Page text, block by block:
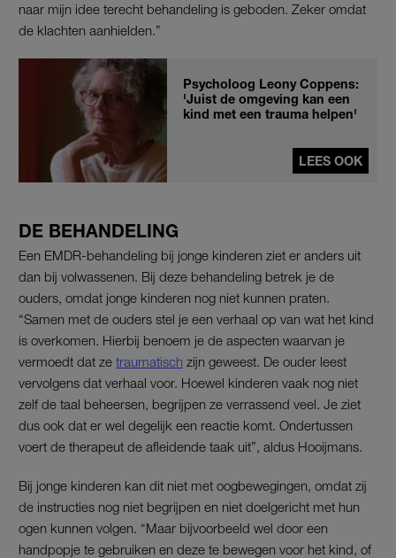
naar mijn idee terecht behandeling is geboden. Zeker omdat
de klachten aanhielden.”
Psycholoog Leony Coppens:
'Juist de omgeving kan een
kind met een trauma helpen'
LEES OOK
DE BEHANDELING
Een EMDR-behandeling bij jonge kinderen ziet er anders uit
dan bij volwassenen. Bij deze behandeling betrek je de
ouders, omdat jonge kinderen nog niet kunnen praten.
“Samen met de ouders stel je een verhaal op van wat het kind
is overkomen. Hierbij benoem je de aspecten waarvan je
vermoedt dat ze traumatisch zijn geweest. De ouder leest
vervolgens dat verhaal voor. Hoewel kinderen vaak nog niet
zelf de taal beheersen, begrijpen ze verrassend veel. Je ziet
dus ook dat er wel degelijk een reactie komt. Ondertussen
voert de therapeut de afleidende taak uit”, aldus Hooijmans.
Bij jonge kinderen kan dit niet met oogbewegingen, omdat zij
de instructies nog niet begrijpen en niet doelgericht met hun
ogen kunnen volgen. “Maar bijvoorbeeld wel door een
handpopje te gebruiken en deze te bewegen voor het kind, of